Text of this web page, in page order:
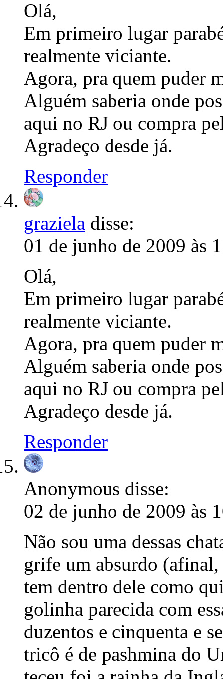
Olá,
Em primeiro lugar
realmente viciante.
Agora, pra quem puder
Alguém saberia onde
aqui no RJ ou compra
Agradeço desde já.
Responder
graziela disse:
01 de junho de 2009 às
Olá,
Em primeiro lugar
realmente viciante.
Agora, pra quem puder
Alguém saberia onde
aqui no RJ ou compra
Agradeço desde já.
Responder
Anonymous disse:
02 de junho de 2009 às
Não sou uma dessas
grife um absurdo (afinal,
tem dentro dele como
golinha parecida com
duzentos e cinquenta e
tricô é de pashmina do